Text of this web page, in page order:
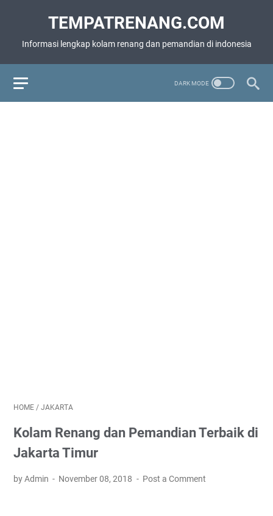
TEMPATRENANG.COM
Informasi lengkap kolam renang dan pemandian di indonesia
HOME / JAKARTA
Kolam Renang dan Pemandian Terbaik di
Jakarta Timur
by Admin November 08, 2018 Post a Comment